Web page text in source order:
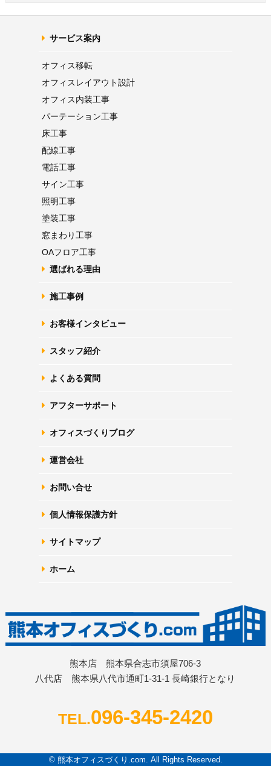
サービス案内
オフィス移転
オフィス レイアウト設計
オフィス内装工事
パーテーション工事
床工事
配線工事
電話工事
サイン工事
照明工事
塗装工事
窓まわり工事
OAフロア工事
選ばれる理由
施工事例
お客様インタビュー
スタッフ紹介
よくある質問
アフターサポート
オフィスづくりブログ
運営会社
お問い合せ
個人情報保護方針
サイトマップ
ホーム
熊本店 熊本県合志市須屋706-3
八代店 熊本県八代市通町1-31-1 長崎銀行となり
TEL.096-345-2420
© 熊本オフィスづくり.com. All Rights Reserved.